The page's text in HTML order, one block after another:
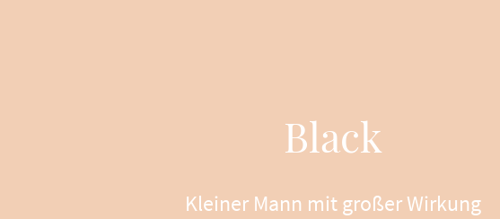
Black
Kleiner Mann mit großer Wirkung